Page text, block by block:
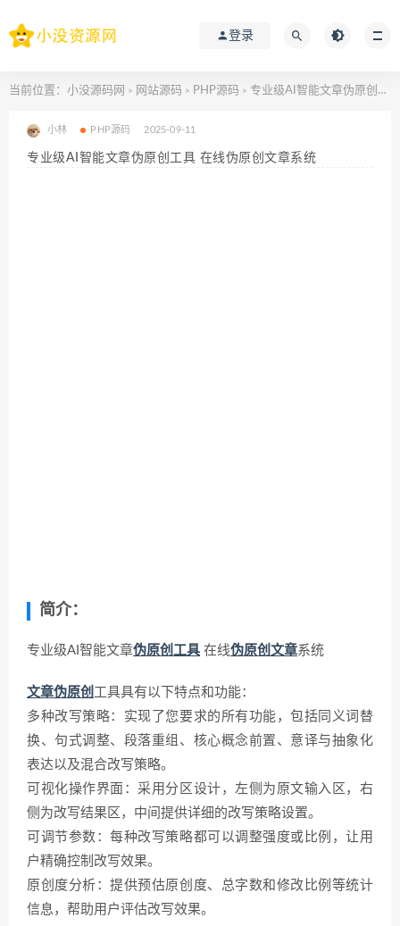
登录
当前位置： 小没源码网 > 网站源码 > PHP源码 > 专业级AI智能文章伪原创工具 在线伪原创文章系统
小林 PHP源码 2025-09-11
专业级AI智能文章伪原创工具 在线伪原创文章系统
简介：
专业级AI智能文章伪原创工具 在线伪原创文章系统
文章伪原创 工具具有以下特点和功能：
多种改写策略：实现了您要求的所有功能，包括同义词替
换、句式调整、段落重组、核心概念前置、意译与抽象化
表达以及混合改写策略。
可视化操作界面：采用分区设计，左侧为原文输入区，右
侧为改写结果区，中间提供详细的改写策略设置。
可调节参数：每种改写策略都可以调整强度或比例，让用
户精确控制改写效果。
原创度分析：提供预估原创度、总字数和修改比例等统计
信息，帮助用户评估改写效果。